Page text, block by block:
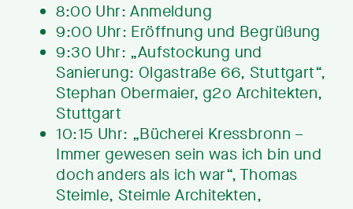
8:00 Uhr: Anmeldung
9:00 Uhr: Eröffnung und Begrüßung
9:30 Uhr: „Aufstockung und
Sanierung: Olgastraße 66, Stuttgart“,
Stephan Obermaier, g2o Architekten,
Stuttgart
10:15 Uhr: „Bücherei Kressbronn –
Immer gewesen sein was ich bin und
doch anders als ich war“, Thomas
Steimle, Steimle Architekten,